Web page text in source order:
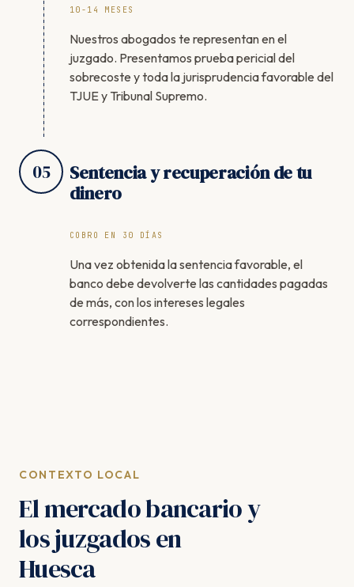
10-14 MESES
Nuestros abogados te representan en el
juzgado. Presentamos prueba pericial del
sobrecoste y toda la jurisprudencia favorable del
TJUE y Tribunal Supremo.
05
Sentencia y recuperación de tu
dinero
COBRO EN 30 DÍAS
Una vez obtenida la sentencia favorable, el
banco debe devolverte las cantidades pagadas
de más, con los intereses legales
correspondientes.
CONTEXTO LOCAL
El mercado bancario y
los juzgados en
Huesca